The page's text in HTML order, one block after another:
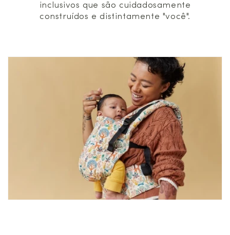
inclusivos que são cuidadosamente
construídos e distintamente "você".